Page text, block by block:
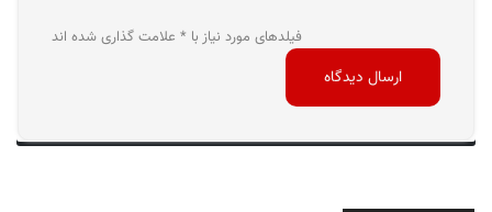
فیلدهای مورد نیاز با * علامت گذاری شده اند